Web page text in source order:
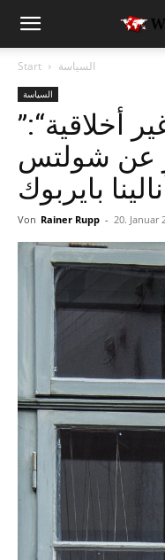
Start السياسة
السياسة
”دمى سخيفة وغير أخلاقية“:
عن شولتس
بايربوك
Von Rainer Rupp - 20. Januar